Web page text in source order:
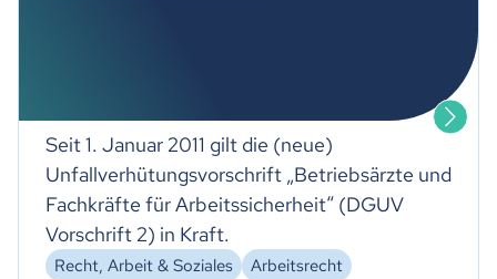
Seit 1. Januar 2011 gilt die (neue)
Unfallverhütungsvorschrift „Betriebsärzte und
Fachkräfte für Arbeitssicherheit“ (DGUV
Vorschrift 2) in Kraft.
Recht, Arbeit & Soziales
Arbeitsrecht